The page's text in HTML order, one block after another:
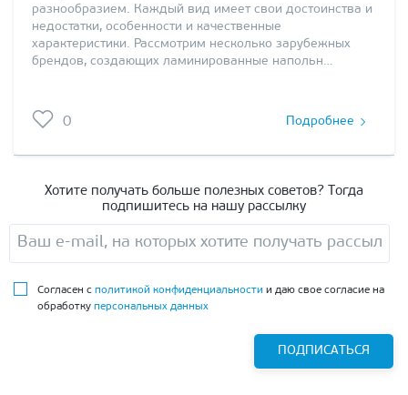
разнообразием. Каждый вид имеет свои достоинства и
недостатки, особенности и качественные
характеристики. Рассмотрим несколько зарубежных
брендов, создающих ламинированные напольн…
0 Подробнее
Хотите получать больше полезных советов? Тогда
подпишитесь на нашу рассылку
Согласен с политикой конфиденциальности и даю свое согласие на
обработку персональных данных
ПОДПИСАТЬСЯ